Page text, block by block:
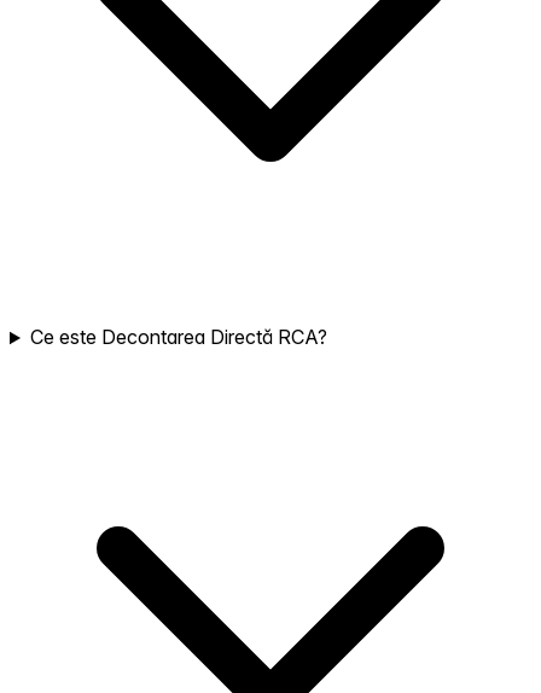
Ce este Decontarea Directă RCA?